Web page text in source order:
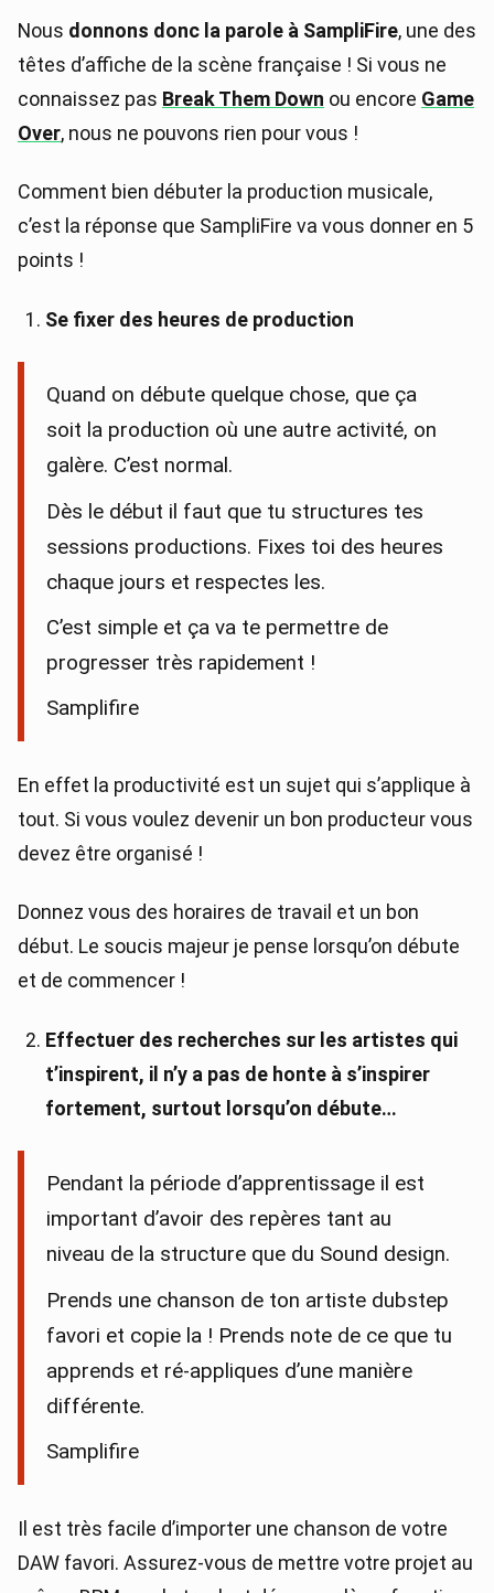
Nous donnons donc la parole à SampliFire, une des
têtes d’affiche de la scène française ! Si vous ne
connaissez pas Break Them Down ou encore Game
Over, nous ne pouvons rien pour vous !
Comment bien débuter la production musicale,
c’est la réponse que SampliFire va vous donner en 5
points !
Se fixer des heures de production
Quand on débute quelque chose, que ça
soit la production où une autre activité, on
galère. C’est normal.
Dès le début il faut que tu structures tes
sessions productions. Fixes toi des heures
chaque jours et respectes les.
C’est simple et ça va te permettre de
progresser très rapidement !
Samplifire
En effet la productivité est un sujet qui s’applique à
tout. Si vous voulez devenir un bon producteur vous
devez être organisé !
Donnez vous des horaires de travail et un bon
début. Le soucis majeur je pense lorsqu’on débute
et de commencer !
Effectuer des recherches sur les artistes qui
t’inspirent, il n’y a pas de honte à s’inspirer
fortement, surtout lorsqu’on débute…
Pendant la période d’apprentissage il est
important d’avoir des repères tant au
niveau de la structure que du Sound design.
Prends une chanson de ton artiste dubstep
favori et copie la ! Prends note de ce que tu
apprends et ré-appliques d’une manière
différente.
Samplifire
Il est très facile d’importer une chanson de votre
DAW favori. Assurez-vous de mettre votre projet au